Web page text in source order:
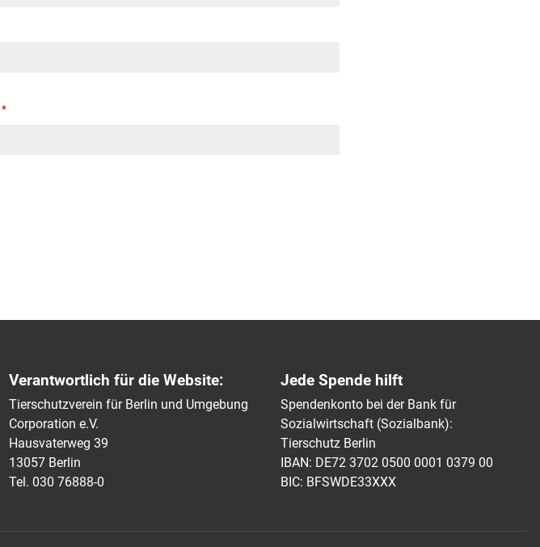
*
Verantwortlich für die Website:
Tierschutzverein für Berlin und Umgebung
Corporation e.V.
Hausvaterweg 39
13057 Berlin
Tel. 030 76888-0
Jede Spende hilft
Spendenkonto bei der Bank für
Sozialwirtschaft (Sozialbank):
Tierschutz Berlin
IBAN: DE72 3702 0500 0001 0379 00
BIC: BFSWDE33XXX